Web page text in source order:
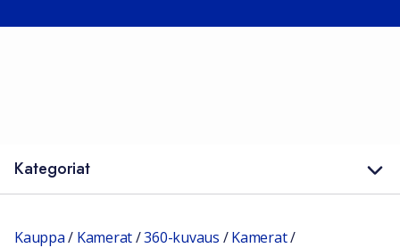
Kategoriat
Kauppa/ Kamerat/360-kuvaus /Kamerat/